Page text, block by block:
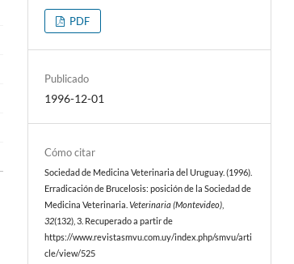
PDF
Publicado
1996-12-01
Cómo citar
Sociedad de Medicina Veterinaria del Uruguay. (1996).
Erradicación de Brucelosis: posición de la Sociedad de
Medicina Veterinaria.Veterinaria (Montevideo)
32(132), 3. Recuperado a partir de
https://www.revistasmvu.com.uy/index.php/smvu/arti
cle/view/525